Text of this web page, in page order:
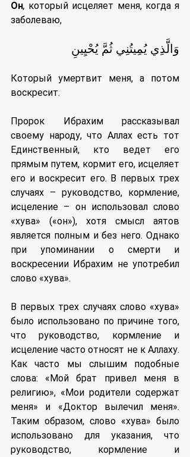
Он, который исцеляет меня, когда я
заболеваю,
وَالَّذِي يُمِيتُنِي ثُمَّ يُحْيِينِ
Который умертвит меня, а потом
воскресит.
Пророк Ибрахим рассказывал
своему народу, что Аллах есть тот
Единственный, кто ведет его
прямым путем, кормит его, исцеляет
его и воскресит его. В первых трех
случаях – руководство, кормление,
исцеление – он использовал слово
«хува» («он»), хотя смысл аятов
является полным и без него. Однако
при упоминании о смерти и
воскресении Ибрахим не употребил
слово «хува».
В первых трех случаях слово «хува»
было использовано по причине того,
что руководство, кормление и
исцеление часто относят не к Аллаху.
Как часто мы слышим подобные
слова: «Мой брат привел меня в
религию», «Мои родители содержат
меня» и «Доктор вылечил меня».
Таким образом, слово «хува» было
использовано для указания, что
руководство, кормление и